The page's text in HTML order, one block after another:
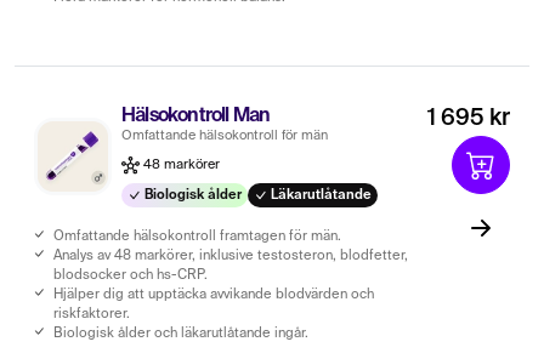
Hälsokontroll Man
Omfattande hälsokontroll för män
48 markörer
Biologisk ålder Läkarutlåtande
Omfattande hälsokontroll framtagen för män.
Analys av 48 markörer, inklusive testosteron, blodfetter,
blodsocker och hs-CRP.
Hjälper dig att upptäcka avvikande blodvärden och
riskfaktorer.
Biologisk ålder och läkarutlåtande ingår.
1 695 kr